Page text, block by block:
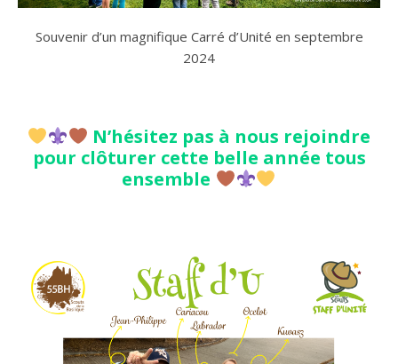
Souvenir d’un magnifique Carré d’Unité en septembre
2024
N’hésitez pas à nous rejoindre
pour clôturer cette belle année tous
ensemble